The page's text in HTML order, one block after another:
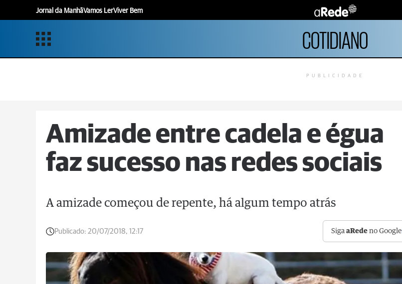
Jornal da ManhãVamos LerViver Bem
COTIDIANO
PUBLICIDADE
Amizade entre cadela e égua
faz sucesso nas redes sociais
A amizade começou de repente, há algum tempo atrás
Publicado: 20/07/2018, 12:17 SigaaRede no Google